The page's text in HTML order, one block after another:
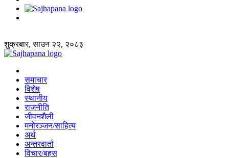
शुक्रबार, साउन २२, २०८३
समाचार
विशेष
स्थानीय
राजनीति
जीवनशैली
मनोरञ्जन/साहित्य
अर्थ
अन्तरवार्ता
विचार/बहस